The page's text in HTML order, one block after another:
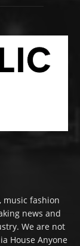
music fashion
news and
We are not
House Anyone